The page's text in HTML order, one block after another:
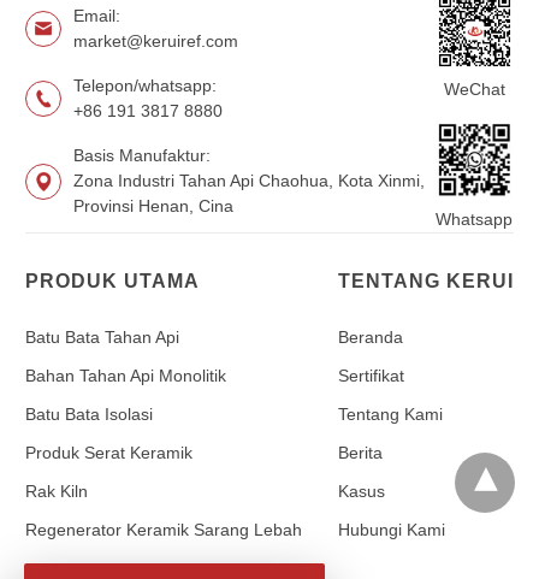
Email:
market@keruiref.com
Telepon/whatsapp:
+86 191 3817 8880
Basis Manufaktur:
Zona Industri Tahan Api Chaohua, Kota Xinmi,
Provinsi Henan, Cina
WeChat
Whatsapp
PRODUK UTAMA
Batu Bata Tahan Api
Bahan Tahan Api Monolitik
Batu Bata Isolasi
Produk Serat Keramik
Rak Kiln
Regenerator Keramik Sarang Lebah
TENTANG KERUI
Beranda
Sertifikat
Tentang Kami
Berita
Kasus
Hubungi Kami